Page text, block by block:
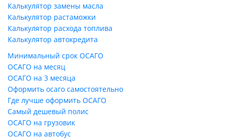
Калькулятор замены масла
Калькулятор растаможки
Калькулятор расхода топлива
Калькулятор автокредита
Минимальный срок ОСАГО
ОСАГО на месяц
ОСАГО на 3 месяца
Оформить осаго самостоятельно
Где лучше оформить ОСАГО
Самый дешевый полис
ОСАГО на грузовик
ОСАГО на автобус